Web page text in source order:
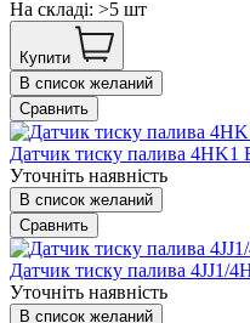
На складі: >5 шт
Купити
В список желаний
Сравнить
Датчик тиску палива 4HK1
Уточніть наявність
В список желаний
Сравнить
Датчик тиску палива 4JJ1/
Уточніть наявність
В список желаний